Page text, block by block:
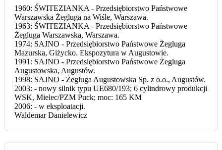
1960: ŚWITEZIANKA - Przedsiębiorstwo Państwowe
Warszawska Żegluga na Wiśle, Warszawa.
1963: ŚWITEZIANKA - Przedsiębiorstwo Państwowe
Żegluga Warszawska, Warszawa.
1974: SAJNO - Przedsiębiorstwo Państwowe Żegluga
Mazurska, Giżycko. Ekspozytura w Augustowie.
1991: SAJNO - Przedsiębiorstwo Państwowe Żegluga
Augustowska, Augustów.
1998: SAJNO - Żegluga Augustowska Sp. z o.o., Augustów.
2003: - nowy silnik typu UE680/193; 6 cylindrowy produkcji
WSK, Mielec/PZM Puck; moc: 165 KM
2006: - w eksploatacji.
Waldemar Danielewicz